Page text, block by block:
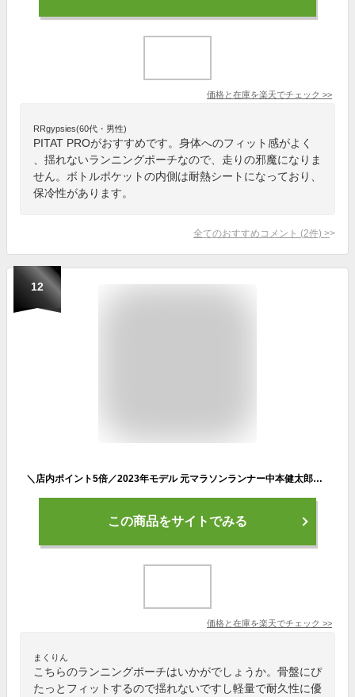
価格と在庫を楽天でチェック >>
RRgypsies(60代・男性)
PITAT PROがおすすめです。身体へのフィット感がよく
、揺れないランニングポーチなので、走りの邪魔になりま
せん。ボトルポケットの内側は耐熱シートになっており、
保冷性があります。
全てのおすすめコメント (2件) >
12
＼店内ポイント5倍／2023年モデル 元マラソンランナー中本健太郎さん愛用 PITAT PRO ランニングポーチ 揺れない 耐熱シート 保温 給水ポケット ウエストバック ジョギング ボトルポーチ ランニング ポーチ ウエストポーチ 防水 洗濯可
この商品をサイトでみる
価格と在庫を楽天でチェック >>
まくりん
こちらのランニングポーチはいかがでしょうか。骨盤にぴ
たっとフィットするので揺れないですし軽量で耐久性に優